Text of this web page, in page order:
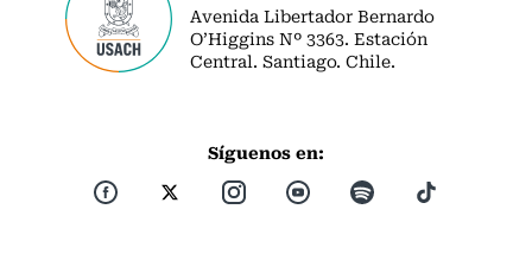
Avenida Libertador Bernardo
O’Higgins Nº 3363. Estación
Central. Santiago. Chile.
Síguenos en: